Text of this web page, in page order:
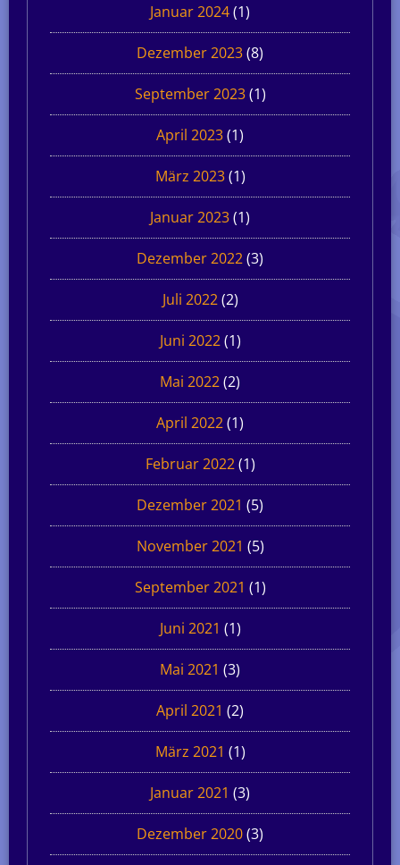
Januar 2024(1)
Dezember 2023(8)
September 2023(1)
April 2023(1)
März 2023(1)
Januar 2023(1)
Dezember 2022(3)
Juli 2022(2)
Juni 2022(1)
Mai 2022(2)
April 2022(1)
Februar 2022(1)
Dezember 2021 (5)
November 2021 (5)
September 2021 (1)
Juni 2021 (1)
Mai 2021 (3)
April 2021 (2)
März 2021 (1)
Januar 2021 (3)
Dezember 2020(3)